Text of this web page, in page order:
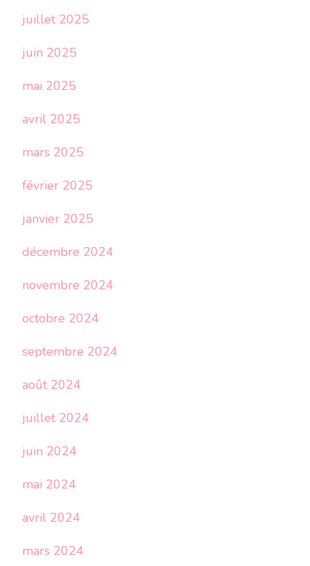
juillet 2025
juin 2025
mai 2025
avril 2025
mars 2025
février 2025
janvier 2025
décembre 2024
novembre 2024
octobre 2024
septembre 2024
août 2024
juillet 2024
juin 2024
mai 2024
avril 2024
mars 2024